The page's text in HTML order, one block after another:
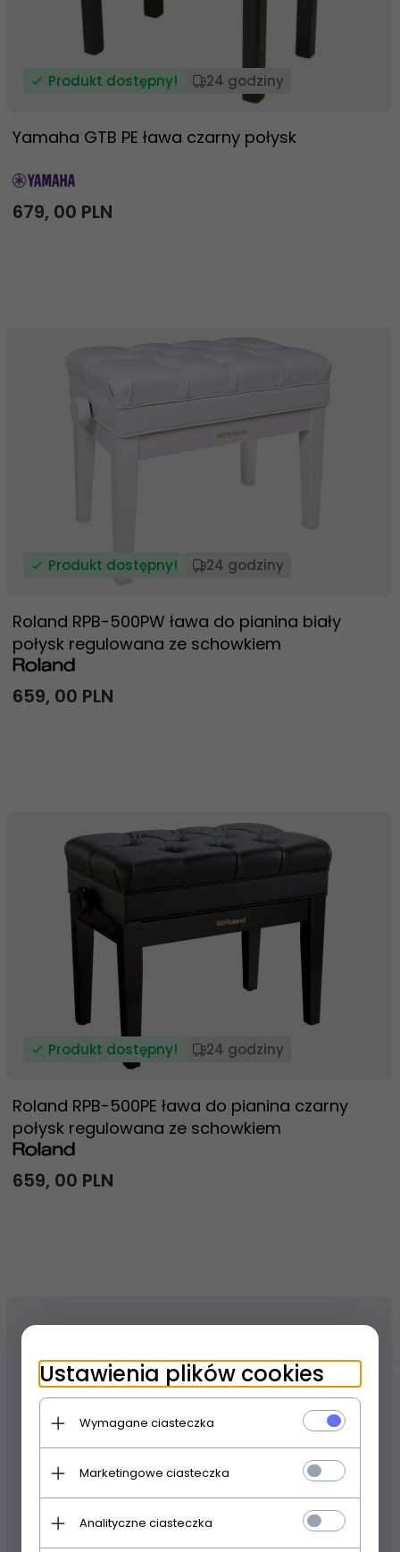
Produkt dostępny! 24 godziny
Yamaha GTB PE ława czarny połysk
679, 00 PLN
Produkt dostępny! 24 godziny
Roland RPB-500PW ława do pianina biały
połysk regulowana ze schowkiem
659, 00 PLN
Produkt dostępny! 24 godziny
Roland RPB-500PE ława do pianina czarny
połysk regulowana ze schowkiem
659, 00 PLN
Produkt dostępny!
Ustawienia plików cookies
Wymagane ciasteczka
Marketingowe ciasteczka
Analityczne ciasteczka